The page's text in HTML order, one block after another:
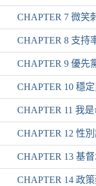
CHAPTER 7 微笑
CHAPTER 8 支持
CHAPTER 9 優先
CHAPTER 10 穩
CHAPTER 11 我
CHAPTER 12 性
CHAPTER 13 基
CHAPTER 14 政